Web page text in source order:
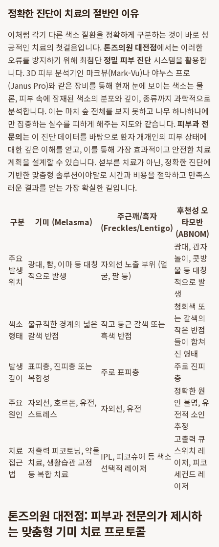
정확한 진단이 치료의 절반인 이유
이처럼 각기 다른 색소 질환을 정확하게 구분하는 것이 바로 성
공적인 치료의 첫걸음입니다.톤즈의원 대전점에서는 이러한
오류를 방지하기 위해 최첨단 정밀 피부 진단 시스템을 활용합
니다. 3D 피부 분석기인 마크뷰(Mark-Vu)나 야누스 프로
(Janus Pro)와 같은 장비를 통해 현재 눈에 보이는 색소는 물
론, 피부 속에 잠재된 색소의 분포와 깊이, 종류까지 과학적으로
분석합니다. 이는 마치 숲 전체를 보지 못하고 나무 하나하나에
만 집중하는 실수를 피하게 해주는 지도와 같습니다.피부과 전
문의는 이 진단 데이터를 바탕으로 환자 개개인의 피부 상태에
대한 깊은 이해를 얻고, 이를 통해 가장 효과적이고 안전한 치료
계획을 설계할 수 있습니다. 섣부른 치료가 아닌, 정확한 진단에
기반한 맞춤형 솔루션이야말로 시간과 비용을 절약하고 만족스
러운 결과를 얻는 가장 확실한 길입니다.
구분 기미 (Melasma)
주근깨/흑자
(Freckles/Lentigo)
후천성 오
타모반
(ABNOM)
주요
발생
위치
광대, 뺨, 이마 등 대칭
적으로 발생
자외선 노출 부위 (얼
굴, 팔 등)
광대, 관자
놀이, 콧방
울 등 대칭
적으로 발
생
색소
형태
불규칙한 경계의 넓은
갈색 반점
작고 둥근 갈색 또는
흑색 반점
청회색 또
는 갈색의
작은 반점
들이 합쳐
진 형태
발생
깊이
표피층, 진피층 또는
복합성
주로 표피층
주로 진피
층
주요
원인
자외선, 호르몬, 유전,
스트레스
자외선, 유전
정확한 원
인 불명, 유
전적 소인
추정
치료
접근
법
저출력 피코토닝, 약물
치료, 생활습관 교정
등 복합 치료
IPL, 피코슈어 등 색소
선택적 레이저
고출력 큐
스위치 레
이저, 피코
세컨드 레
이저
톤즈의원 대전점: 피부과 전문의가 제시하
는 맞춤형 기미 치료 프로토콜